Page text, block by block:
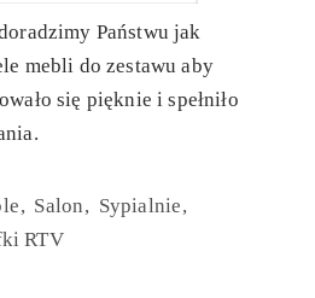
Państwu jak
mebli do zestawu aby
się pięknie i spełniło
Salon Sypialnie
RTV